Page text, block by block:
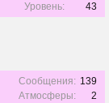
Уровень:
43
Сообщения: 139
Атмосферы:
2